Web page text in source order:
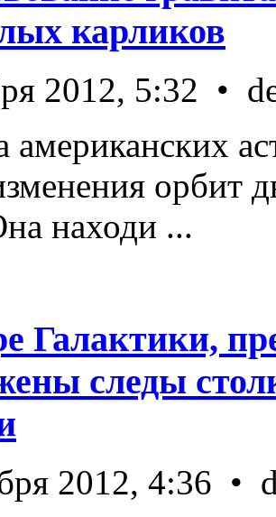
карликов
2012, 5:32 •
американских
орбит
находи ...
Галактики,
следы
2012, 4:36 •